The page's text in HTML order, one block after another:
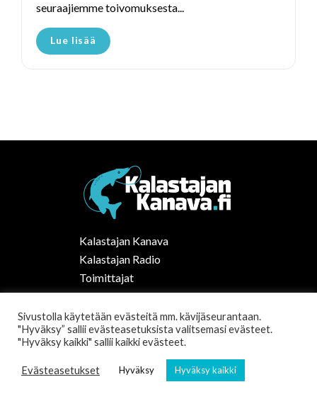
seuraajiemme toivomuksesta...
Lue lisää
Kalastajan Kanava
Kalastajan Radio
Toimittajat
Kalaruoka
Vapaa-ajan kalastus Suomessa
Tilaa uutiskirje
Sivustolla käytetään evästeitä mm. kävijäseurantaan.
"Hyväksy” sallii evästeasetuksista valitsemasi evästeet.
"Hyväksy kaikki" sallii kaikki evästeet.
Evästeasetukset Hyväksy Hyväksy kaikki